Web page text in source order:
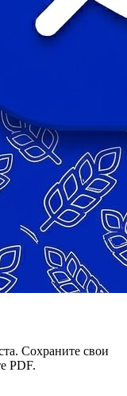
Сохраните свои
PDF.